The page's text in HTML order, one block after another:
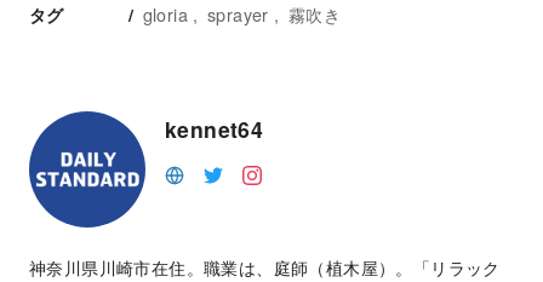
タグ gloria sprayer 霧吹き
kennet64
神奈川県川崎市在住。職業は、庭師（植木屋）。「リラック